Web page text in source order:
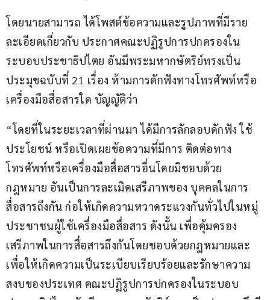
โดยนายสามารถ ได้โพสต์ข้อความและรูปภาพที่มีราย
ละเอียดเกี่ยวกับ ประกาศคณะปฏิรูปการปกครองใน
ระบอบประชาธิปไตย อันมีพระมหากษัตริย์ทรงเป็น
ประมุขฉบับที่ 21 เรื่อง ห้ามการดักฟังทางโทรศัพท์หรือ
เครื่องมือสื่อสารใด บัญญัติว่า
“โดยที่ในระยะเวลาที่ผ่านมา ได้มีการลักลอบดักฟัง ใช้
ประโยชน์ หรือเปิดเผยข้อความที่มีการ ติดต่อทาง
โทรศัพท์หรือเครื่องมือสื่อสารอื่นโดยมิชอบด้วย
กฎหมาย อันเป็นการละเมิดเสรีภาพของ บุคคลในการ
สื่อสารถึงกัน ก่อให้เกิดความหวาดระแวงกันทั่วไปในหมู่
ประชาชนผู้ใช้เครื่องมือสื่อสาร ดังนั้น เพื่อคุ้มครอง
เสรีภาพในการสื่อสารถึงกันโดยชอบด้วยกฎหมายและ
เพื่อให้เกิดความเป็นระเบียบเรียบร้อยและรักษาความ
สงบของประเทศ คณะปฏิรูปการปกครองในระบอบ